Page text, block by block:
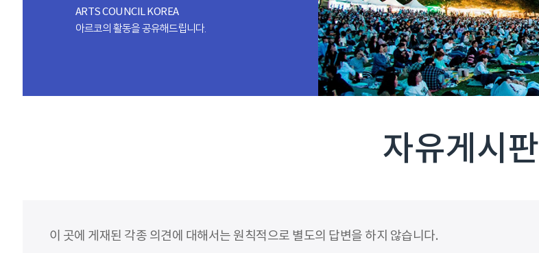
ARTS COUNCIL KOREA
아르코의 활동을 공유해드립니다.
자유게시판
이 곳에 게재된 각종 의견에 대해서는 원칙적으로 별도의 답변을 하지 않습니다.